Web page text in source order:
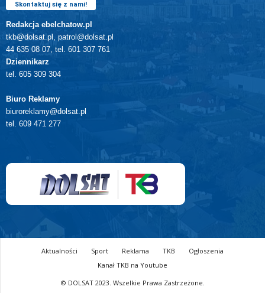
Skontaktuj się z nami!
Redakcja ebelchatow.pl
tkb@dolsat.pl, patrol@dolsat.pl
44 635 08 07, tel. 601 307 761
Dziennikarz
tel. 605 309 304
Biuro Reklamy
biuroreklamy@dolsat.pl
tel. 609 471 277
Aktualności Sport Reklama TKB
Ogłoszenia
Kanał TKB na Youtube
© DOLSAT 2023. Wszelkie Prawa Zastrzeżone.